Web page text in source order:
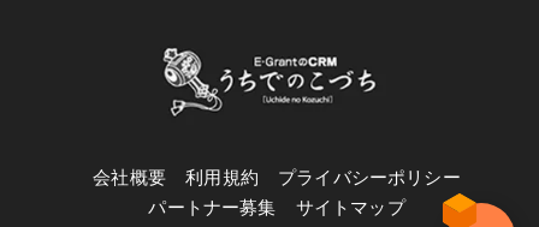
会社概要 利用規約
プライバシーポリシー
パートナー募集
サイトマップ